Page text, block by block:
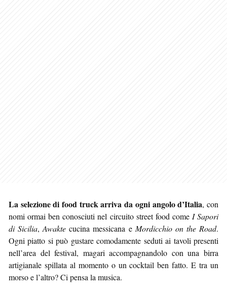
La selezione di food truck arriva da ogni angolo d’Italia, con
nomi ormai ben conosciuti nel circuito street food come I Sapori
di Sicilia,Awakte cucina messicana e Mordicchio on the Road.
Ogni piatto si può gustare comodamente seduti ai tavoli presenti
nell’area del festival, magari accompagnandolo con una birra
artigianale spillata al momento o un cocktail ben fatto. E tra un
morso e l’altro? Ci pensa la musica.